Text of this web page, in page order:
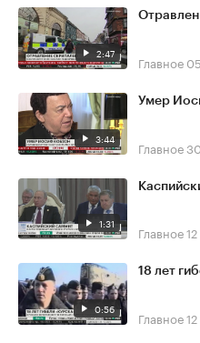
2:47 Главное
3:44
Умер
Главное
1:31 Главное
0:56
18 лет
Главное